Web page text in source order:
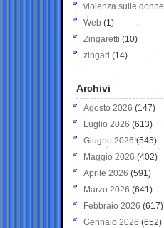
violenza sulle donne
Web (1)
Zingaretti (10)
zingari (14)
Archivi
Agosto 2026 (147)
Luglio 2026 (613)
Giugno 2026 (545)
Maggio 2026 (402)
Aprile 2026 (591)
Marzo 2026 (641)
Febbraio 2026 (617)
Gennaio 2026 (652)